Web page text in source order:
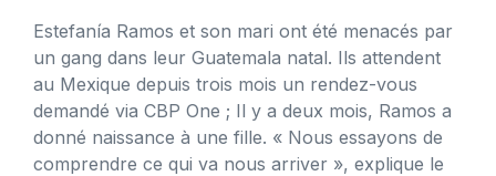
Estefanía Ramos et son mari ont été menacés par
un gang dans leur Guatemala natal. Ils attendent
au Mexique depuis trois mois un rendez-vous
demandé via CBP One ; Il y a deux mois, Ramos a
donné naissance à une fille. « Nous essayons de
comprendre ce qui va nous arriver », explique le